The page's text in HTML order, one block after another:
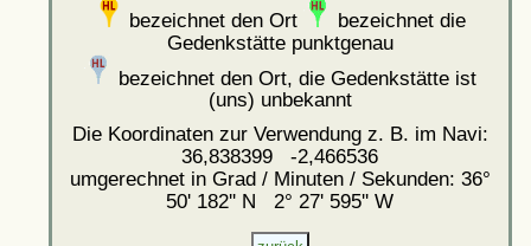
bezeichnet den Ort
bezeichnet die
Gedenkstätte punktgenau
bezeichnet den Ort, die Gedenkstätte ist
(uns) unbekannt
Die Koordinaten zur Verwendung z. B. im Navi:
36,838399 -2,466536
umgerechnet in Grad / Minuten / Sekunden: 36°
50' 182'' N 2° 27' 595'' W